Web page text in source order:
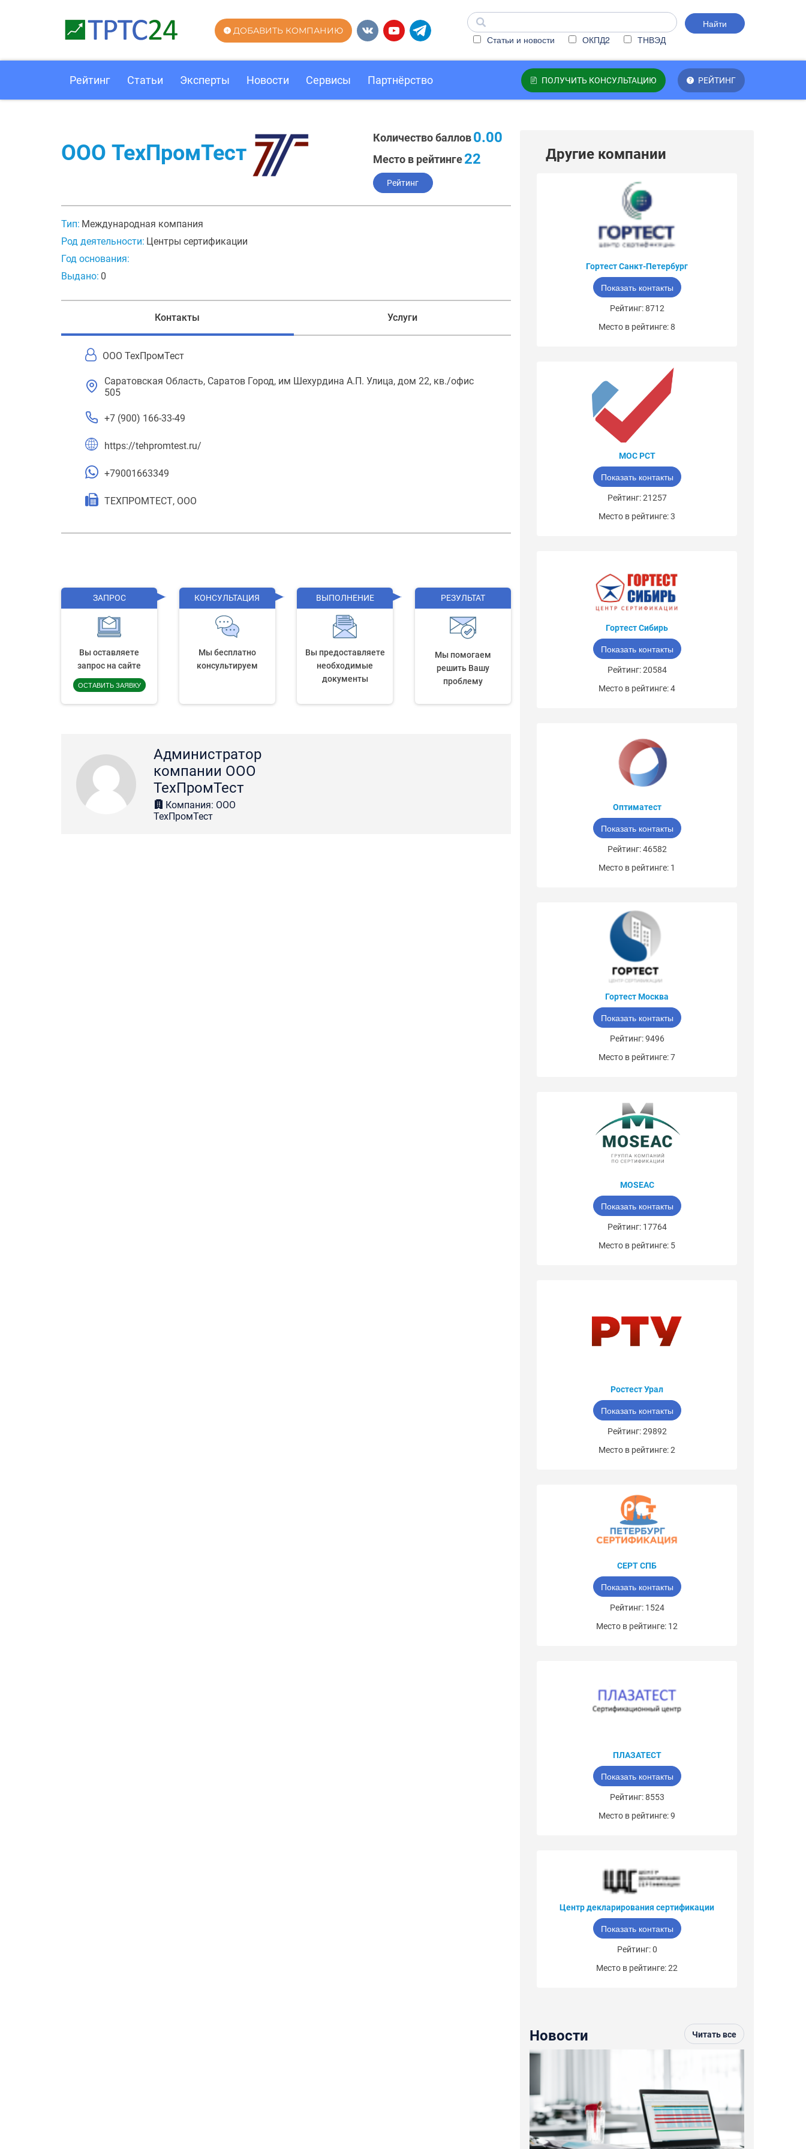
Найти
Статьи и новости
ОКПД2 ТНВЭД
ДОБАВИТЬ КОМПАНИЮ
ПОЛУЧИТЬ КОНСУЛЬТАЦИЮ РЕЙТИНГ
Рейтинг Статьи Эксперты Новости Сервисы Партнёрство
ООО ТехПромТест
Количество баллов0.00
Место в рейтинге22
Рейтинг
Тип: Международная компания
Род деятельности: Центры сертификации
Год основания:
Выдано: 0
Контакты Услуги
ООО ТехПромТест
Саратовская Область, Саратов Город, им Шехурдина А.П. Улица, дом 22, кв./офис
505
+7 (900) 166-33-49
https://tehpromtest.ru/
+79001663349
ТЕХПРОМТЕСТ, ООО
ЗАПРОС
Вы оставляете
запрос на сайте
ОСТАВИТЬ ЗАЯВКУ
КОНСУЛЬТАЦИЯ
Мы бесплатно
консультируем
ВЫПОЛНЕНИЕ
Вы предоставляете
необходимые
документы
РЕЗУЛЬТАТ
Мы помогаем
решить Вашу
проблему
Администратор
компании ООО
ТехПромТест
Компания: ООО
ТехПромТест
Другие компании
Гортест Санкт-Петербург
Показать контакты
Рейтинг: 8712
Место в рейтинге: 8
МОС РСТ
Показать контакты
Рейтинг: 21257
Место в рейтинге: 3
Гортест Сибирь
Показать контакты
Рейтинг: 20584
Место в рейтинге: 4
Оптиматест
Показать контакты
Рейтинг: 46582
Место в рейтинге: 1
Гортест Москва
Показать контакты
Рейтинг: 9496
Место в рейтинге: 7
MOSEAC
Показать контакты
Рейтинг: 17764
Место в рейтинге: 5
Ростест Урал
Показать контакты
Рейтинг: 29892
Место в рейтинге: 2
СЕРТ СПБ
Показать контакты
Рейтинг: 1524
Место в рейтинге: 12
ПЛАЗАТЕСТ
Показать контакты
Рейтинг: 8553
Место в рейтинге: 9
Центр декларирования сертификации
Показать контакты
Рейтинг: 0
Место в рейтинге: 22
Новости Читать все